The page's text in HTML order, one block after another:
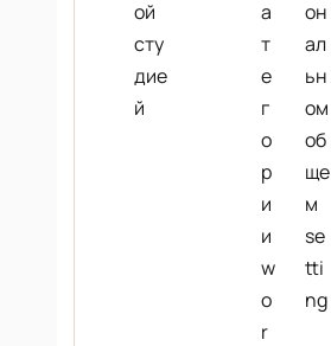
ой
сту
дие
й
а
т
е
г
о
р
и
и
w
o
r
он
ал
ьн
ом
об
ще
м
se
tti
ng